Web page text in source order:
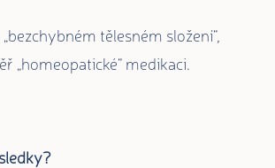
tělesném složení“,
„homeopatické“ medikaci.